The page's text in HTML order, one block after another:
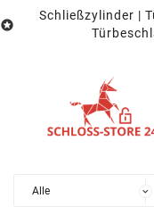

Schließzylinder |